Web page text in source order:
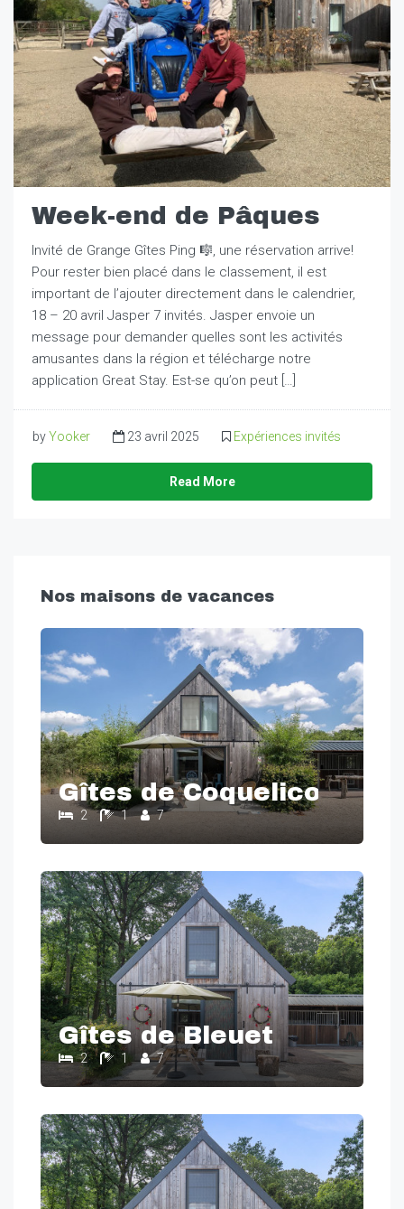
Week-end de Pâques
Invité de Grange Gîtes Ping 🎼, une réservation arrive!
Pour rester bien placé dans le classement, il est
important de l’ajouter directement dans le calendrier,
18 – 20 avril Jasper 7 invités. Jasper envoie un
message pour demander quelles sont les activités
amusantes dans la région et télécharge notre
application Great Stay. Est-se qu’on peut […]
byYooker 23 avril 2025 Expériences invités
Read More
Nos maisons de vacances
Gîtes de Coquelicot
2 1 7
Gîtes de Bleuet
2 1 7